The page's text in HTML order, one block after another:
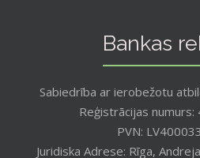
Bankas
Sabiedrība ar ierobežotu
Reģistrācijas
PVN:
Juridiska Adrese: Rīga,